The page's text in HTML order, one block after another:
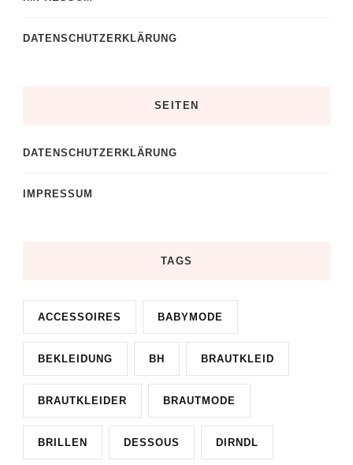
DATENSCHUTZERKLÄRUNG
SEITEN
DATENSCHUTZERKLÄRUNG
IMPRESSUM
TAGS
ACCESSOIRES BABYMODE
BEKLEIDUNG BH BRAUTKLEID
BRAUTKLEIDER BRAUTMODE
BRILLEN DESSOUS DIRNDL